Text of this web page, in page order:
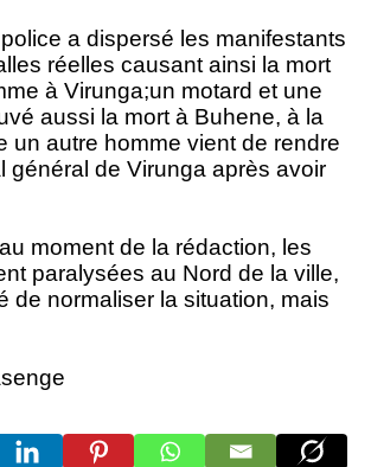
a dispersé les manifestants
réelles causant ainsi la mort
à Virunga;un motard et une
aussi la mort à Buhene, à la
un autre homme vient de rendre
général de Virunga après avoir
moment de la rédaction, les
paralysées au Nord de la ville,
de normaliser la situation, mais